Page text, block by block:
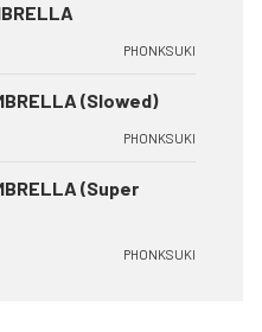
PHONKSUKI
(Slowed)
PHONKSUKI
(Super
PHONKSUKI